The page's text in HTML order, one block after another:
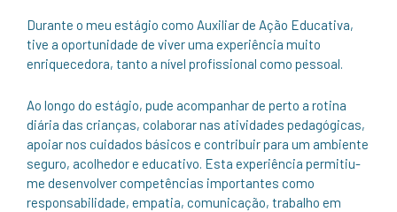
Durante o meu estágio como Auxiliar de Ação Educativa,
tive a oportunidade de viver uma experiência muito
enriquecedora, tanto a nível profissional como pessoal.
Ao longo do estágio, pude acompanhar de perto a rotina
diária das crianças, colaborar nas atividades pedagógicas,
apoiar nos cuidados básicos e contribuir para um ambiente
seguro, acolhedor e educativo. Esta experiência permitiu-
me desenvolver competências importantes como
responsabilidade, empatia, comunicação, trabalho em